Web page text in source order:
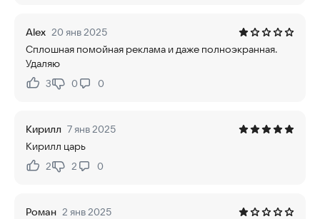
Alex 20 янв 2025
Сплошная помойная реклама и даже полноэкранная.
Удаляю
Нравится:
3Не нравится:
0 0
Кирилл 7 янв 2025
Кирилл царь
Нравится:
2Не нравится:
2 0
Роман 2 янв 2025